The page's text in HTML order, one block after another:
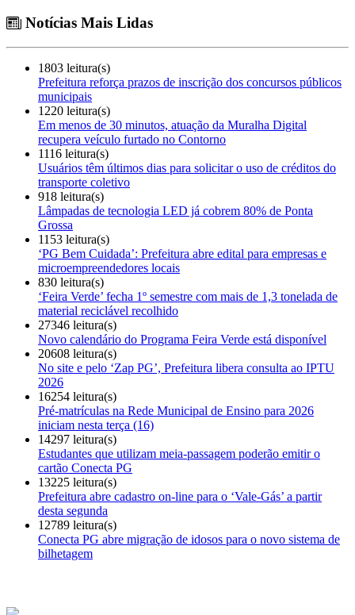
Notícias Mais Lidas
1803 leitura(s)
Prefeitura reforça prazos de inscrição dos concursos públicos
municipais
1220 leitura(s)
Em menos de 30 minutos, atuação da Muralha Digital
recupera veículo furtado no Contorno
1116 leitura(s)
Usuários têm últimos dias para solicitar o uso de créditos do
transporte coletivo
918 leitura(s)
Lâmpadas de tecnologia LED já cobrem 80% de Ponta
Grossa
1153 leitura(s)
‘PG Bem Cuidada’: Prefeitura abre edital para empresas e
microempreendedores locais
830 leitura(s)
‘Feira Verde’ fecha 1º semestre com mais de 1,3 tonelada de
material reciclável recolhido
27346 leitura(s)
Novo calendário do Programa Feira Verde está disponível
20608 leitura(s)
No site e pelo ‘Zap PG’, Prefeitura libera consulta ao IPTU
2026
16254 leitura(s)
Pré-matrículas na Rede Municipal de Ensino para 2026
iniciam nesta terça (16)
14297 leitura(s)
Estudantes que utilizam meia-passagem poderão emitir o
cartão Conecta PG
13225 leitura(s)
Prefeitura abre cadastro on-line para o ‘Vale-Gás’ a partir
desta segunda
12789 leitura(s)
Conecta PG abre migração de idosos para o novo sistema de
bilhetagem